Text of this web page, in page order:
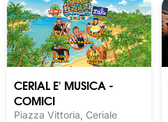
CERIAL E' MUSICA -
COMICI
Piazza Vittoria, Ceriale